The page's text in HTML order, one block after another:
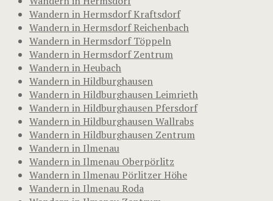
Wandern in Hermsdorf Kraftsdorf
Wandern in Hermsdorf Reichenbach
Wandern in Hermsdorf Töppeln
Wandern in Hermsdorf Zentrum
Wandern in Heubach
Wandern in Hildburghausen
Wandern in Hildburghausen Leimrieth
Wandern in Hildburghausen Pfersdorf
Wandern in Hildburghausen Wallrabs
Wandern in Hildburghausen Zentrum
Wandern in Ilmenau
Wandern in Ilmenau Oberpörlitz
Wandern in Ilmenau Pörlitzer Höhe
Wandern in Ilmenau Roda